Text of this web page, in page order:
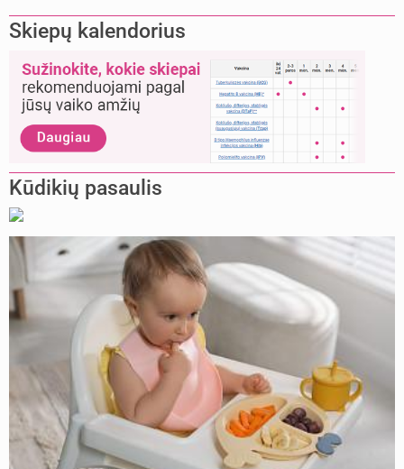
Skiepų kalendorius
Kūdikių pasaulis